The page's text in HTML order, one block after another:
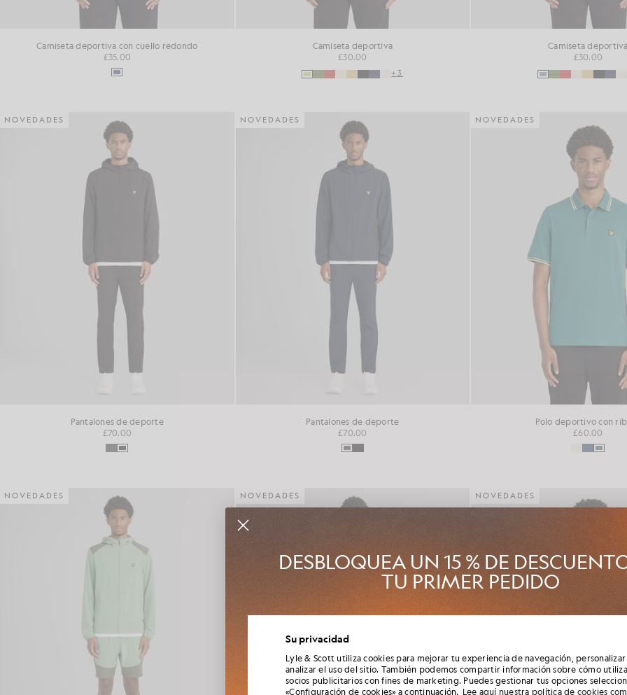
Camiseta deportiva con cuello redondo
£35.00
Camiseta deportiva
£30.00
+3
Camiseta
£30.00
NOVEDADES
Pantalones de deporte
£70.00
NOVEDADES
Pantalones de deporte
£70.00
NOVEDADES
Polo deportivo con
£60.00
NOVEDADES NOVEDADES NOVEDADES
Su privacidad
Lyle & Scott utiliza cookies para mejorar tu experiencia de navegación,
analizar el uso del sitio. También podemos compartir información sobre cómo
socios publicitarios con fines de marketing. Puedes gestionar tus opciones
«Configuración de cookies» a continuación. Lee aquí nuestra política de cookies
DESBLOQUEA UN 15 % DE
TU PRIMER PEDIDO
temporada, las colaboraciones y las rebajas de temporada exclusivas para
además de conseguir un código de bienvenida único del 15 %.